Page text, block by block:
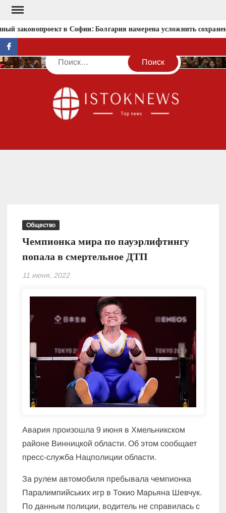
Перейти
содержимому
законопроект в Софии: Болгария намерена усложнить
facebook
Поиск
Общество
Чемпионка мира по пауэрлифтингу
попала в смертельное ДТП
11 июня, 2022
Авария произошла 9 июня в Хмельникском
районе Винницкой области. Об этом сообщает
пресс-служба Нацполиции области.
За рулем автомобиля пребывала чемпионка
Паралимпийських игр в Токио Марьяна Шевчук.
По данным полиции, водитель не справилась с